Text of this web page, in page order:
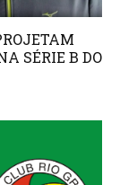
SÉRIE B DO